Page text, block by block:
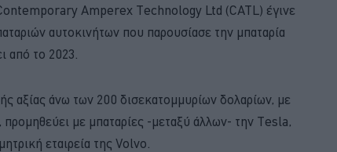
Contemporary Amperex Technology Ltd (CATL) έγινε
αυτοκινήτων που παρουσίασε την μπαταρία
από το 2023.
αξίας άνω των 200 δισεκατομμυρίων δολαρίων, με
με μπαταρίες -μεταξύ άλλων- την Tesla,
εταιρεία της Volvo.